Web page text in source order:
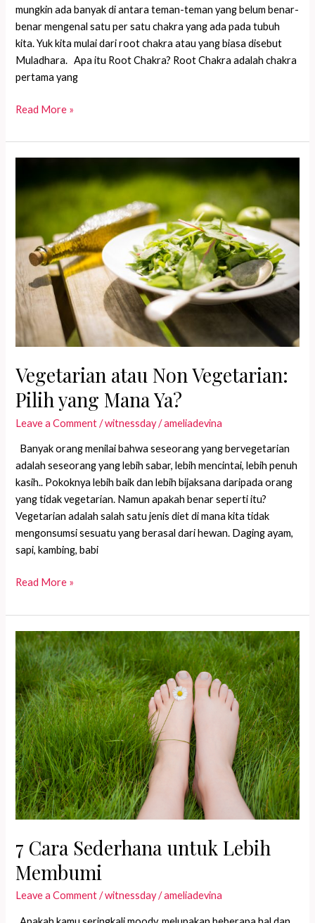
mungkin ada banyak di antara teman-teman yang belum benar-
benar mengenal satu per satu chakra yang ada pada tubuh
kita. Yuk kita mulai dari root chakra atau yang biasa disebut
Muladhara. Apa itu Root Chakra? Root Chakra adalah chakra
pertama yang
Root
Healing
&
Read More »
Vegetarian atau Non Vegetarian:
Pilih yang Mana Ya?
Leave a Comment /witnessday/ameliadevina
Banyak orang menilai bahwa seseorang yang bervegetarian
adalah seseorang yang lebih sabar, lebih mencintai, lebih penuh
kasih.. Pokoknya lebih baik dan lebih bijaksana daripada orang
yang tidak vegetarian. Namun apakah benar seperti itu?
Vegetarian adalah salah satu jenis diet di mana kita tidak
mengonsumsi sesuatu yang berasal dari hewan. Daging ayam,
sapi, kambing, babi
Vegetarian
Non
Vegetarian:
Pilih
yang
Mana
Ya?
Read More »
7 Cara Sederhana untuk Lebih
Membumi
Leave a Comment /witnessday/ameliadevina